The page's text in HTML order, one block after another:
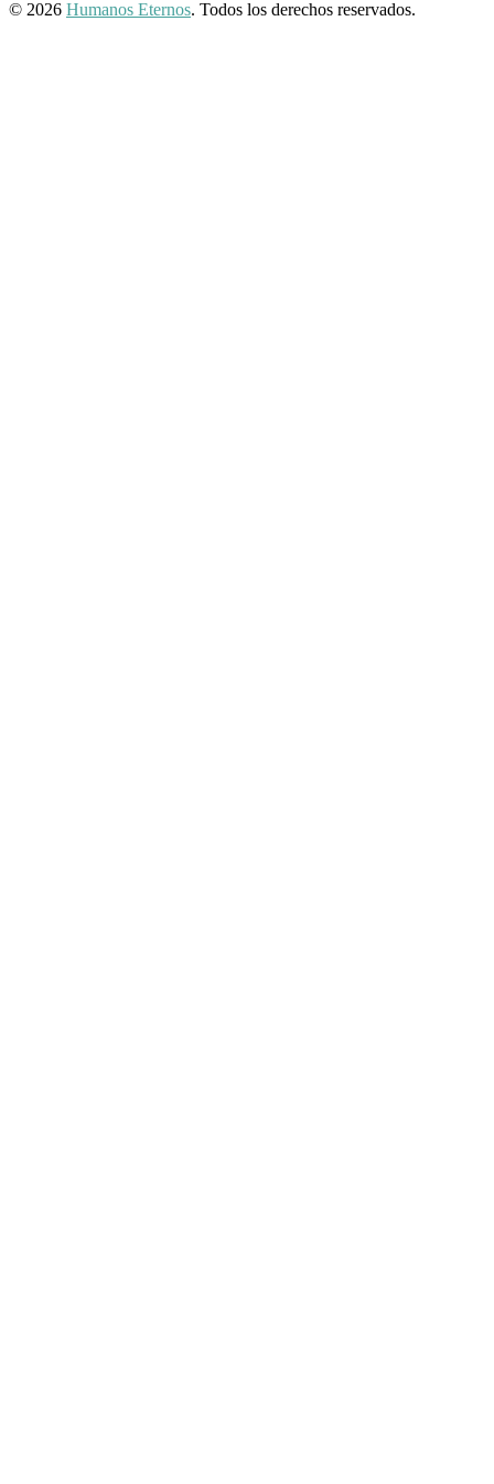
© 2026 Humanos Eternos. Todos los derechos reservados.